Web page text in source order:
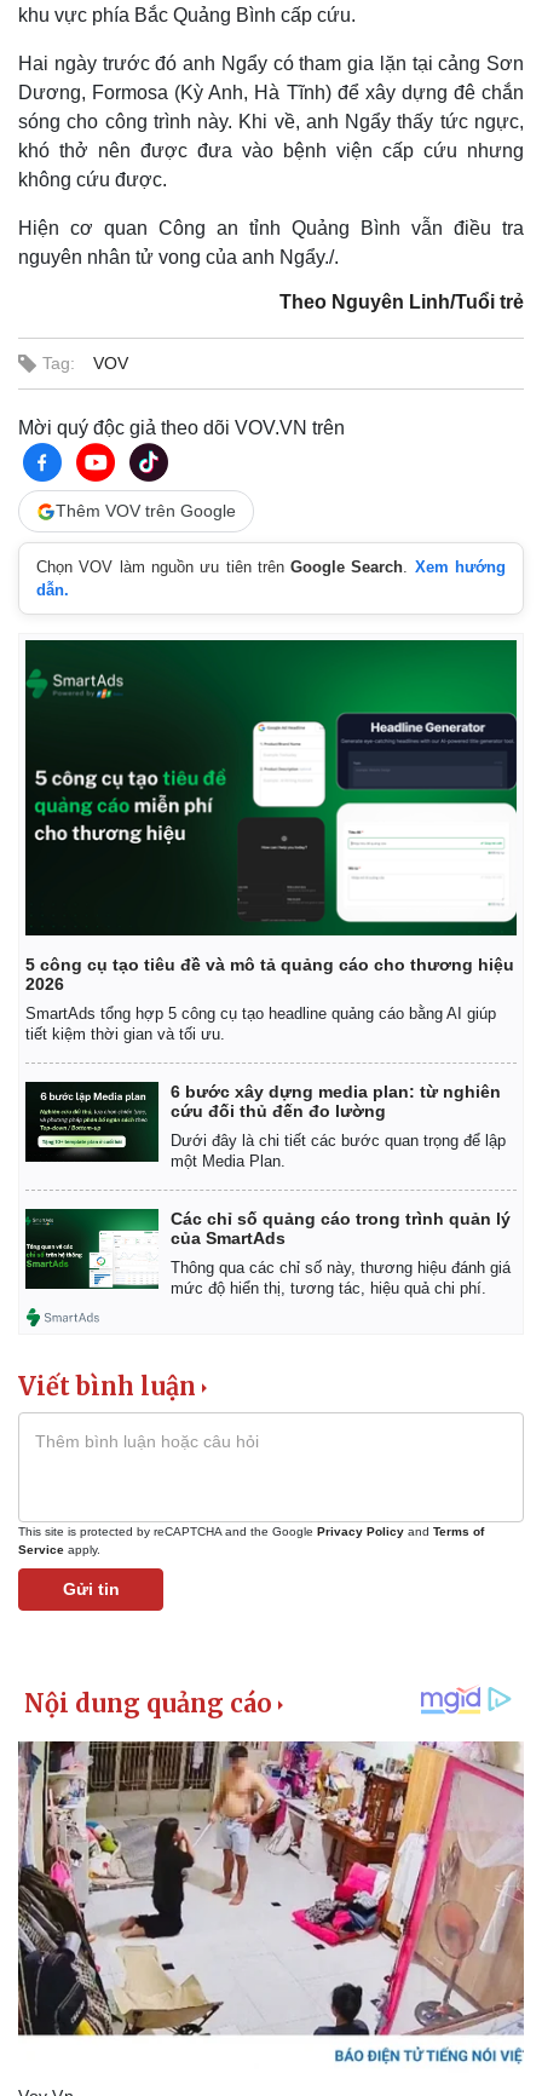
Bất động sản
Khởi nghiệp
Tiêu dùng
Chứng khoán
Giá cà phê
khu vực phía Bắc Quảng Bình cấp cứu.
Hai ngày trước đó anh Ngẩy có tham gia lặn tại cảng Sơn
Dương, Formosa (Kỳ Anh, Hà Tĩnh) để xây dựng đê chắn
sóng cho công trình này. Khi về, anh Ngẩy thấy tức ngực,
khó thở nên được đưa vào bệnh viện cấp cứu nhưng
không cứu được.
Hiện cơ quan Công an tỉnh Quảng Bình vẫn điều tra
nguyên nhân tử vong của anh Ngẩy./.
Theo Nguyên Linh/Tuổi trẻ
Tag: VOV
Mời quý độc giả theo dõi VOV.VN trên
Thêm VOV trên Google
Chọn VOV làm nguồn ưu tiên trênGoogle Search. Xem hướng
dẫn.
5 công cụ tạo tiêu đề và mô tả quảng cáo cho thương hiệu
2026
SmartAds tổng hợp 5 công cụ tạo headline quảng cáo bằng AI giúp
tiết kiệm thời gian và tối ưu.
6 bước xây dựng media plan: từ nghiên
cứu đối thủ đến đo lường
Dưới đây là chi tiết các bước quan trọng để lập
một Media Plan.
Các chỉ số quảng cáo trong trình quản lý
của SmartAds
Thông qua các chỉ số này, thương hiệu đánh giá
mức độ hiển thị, tương tác, hiệu quả chi phí.
Viết bình luận
This site is protected by reCAPTCHA and the Google Privacy Policy and Terms of
Service apply.
Gửi tin